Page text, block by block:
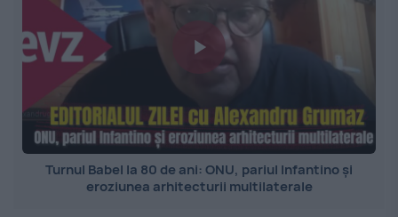
Turnul Babel la 80 de ani: ONU, pariul Infantino și
eroziunea arhitecturii multilaterale